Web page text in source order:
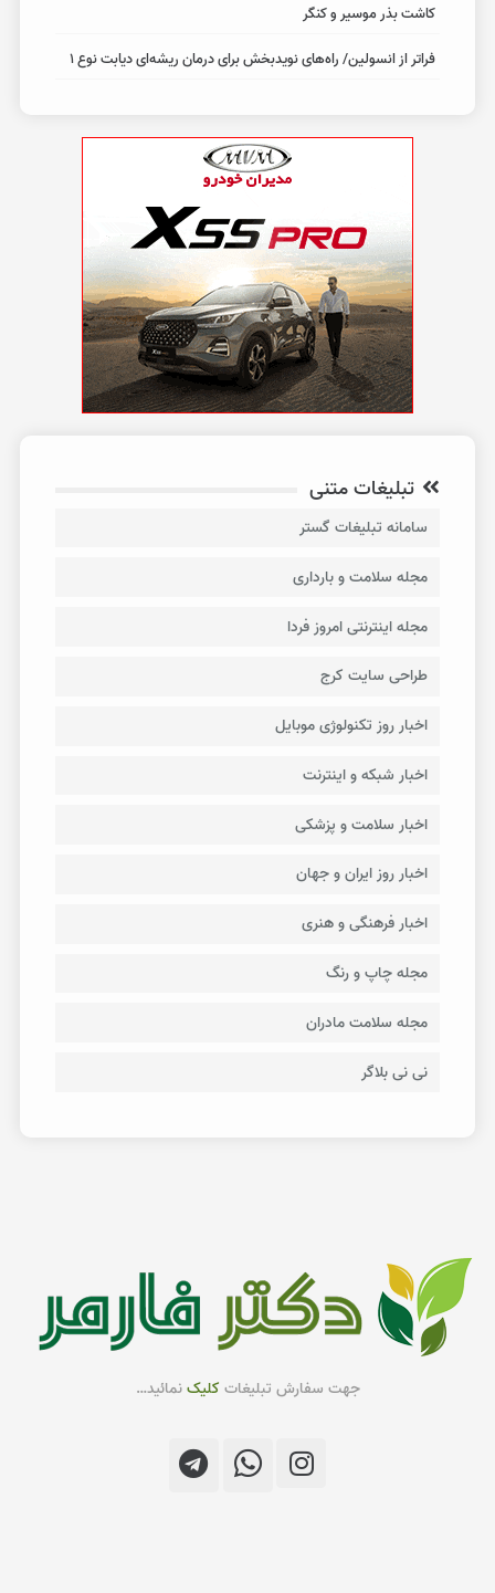
کاشت بذر موسیر و کنگر
فراتر از انسولین/ راه‌های نویدبخش برای درمان ریشه‌ای دیابت نوع ۱
تبلیغات متنی
سامانه تبلیغات گستر
مجله سلامت و بارداری
مجله اینترنتی امروز فردا
طراحی سایت کرج
اخبار روز تکنولوژی موبایل
اخبار شبکه و اینترنت
اخبار سلامت و پزشکی
اخبار روز ایران و جهان
اخبار فرهنگی و هنری
مجله چاپ و رنگ
مجله سلامت مادران
نی نی بلاگر
جهت سفارش تبلیغات کلیکنمائید…